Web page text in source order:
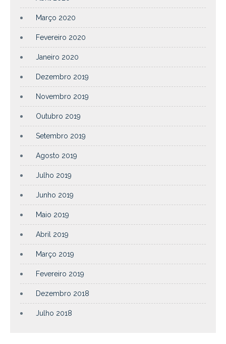
Março 2020
Fevereiro 2020
Janeiro 2020
Dezembro 2019
Novembro 2019
Outubro 2019
Setembro 2019
Agosto 2019
Julho 2019
Junho 2019
Maio 2019
Abril 2019
Março 2019
Fevereiro 2019
Dezembro 2018
Julho 2018